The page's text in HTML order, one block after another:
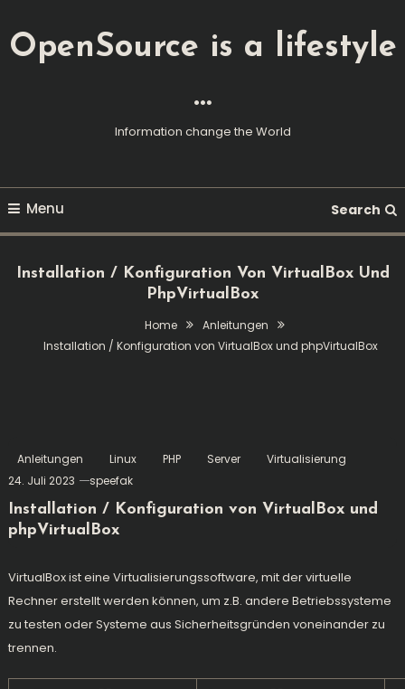
To
Content
OpenSource is a lifestyle
…
Information change the World
Menu Search
Installation / Konfiguration Von VirtualBox Und
PhpVirtualBox
Home
Anleitungen
Installation / Konfiguration von VirtualBox und phpVirtualBox
Anleitungen Linux PHP Server
Virtualisierung
24. Juli 2023
speefak
Installation / Konfiguration von VirtualBox und
phpVirtualBox
VirtualBox ist eine Virtualisierungssoftware, mit der virtuelle
Rechner erstellt werden können, um z.B. andere Betriebssysteme
zu testen oder Systeme aus Sicherheitsgründen voneinander zu
trennen.